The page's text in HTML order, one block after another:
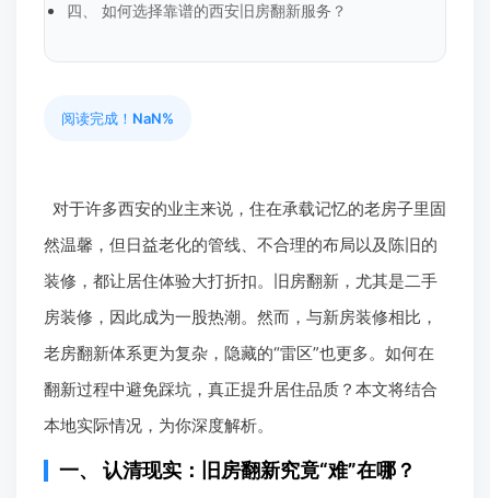
四、 如何选择靠谱的西安旧房翻新服务？
阅读完成！ NaN%
对于许多西安的业主来说，住在承载记忆的老房子里固
然温馨，但日益老化的管线、不合理的布局以及陈旧的
装修，都让居住体验大打折扣。旧房翻新，尤其是二手
房装修，因此成为一股热潮。然而，与新房装修相比，
老房翻新体系更为复杂，隐藏的“雷区”也更多。如何在
翻新过程中避免踩坑，真正提升居住品质？本文将结合
本地实际情况，为你深度解析。
一、 认清现实：旧房翻新究竟“难”在哪？